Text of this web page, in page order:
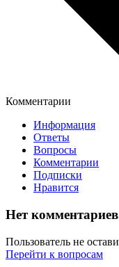
Комментарии
Информация
Ответы
Вопросы
Комментарии
Подписки
Нравится
Нет комментариев
Пользователь не
Перейти к вопросам